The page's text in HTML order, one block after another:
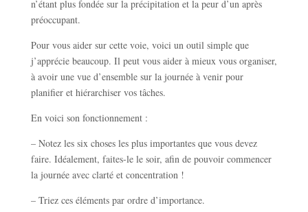
n’étant plus fondée sur la précipitation et la peur d’un après
préoccupant.
Pour vous aider sur cette voie, voici un outil simple que
j’apprécie beaucoup. Il peut vous aider à mieux vous organiser,
à avoir une vue d’ensemble sur la journée à venir pour
planifier et hiérarchiser vos tâches.
En voici son fonctionnement :
– Notez les six choses les plus importantes que vous devez
faire. Idéalement, faites-le le soir, afin de pouvoir commencer
la journée avec clarté et concentration !
– Triez ces éléments par ordre d’importance.